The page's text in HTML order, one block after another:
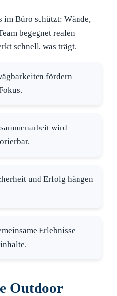
im Büro schützt: Wände,
begegnet realen
schnell, was trägt.
fördern
wird
und Erfolg hängen
Erlebnisse
Outdoor